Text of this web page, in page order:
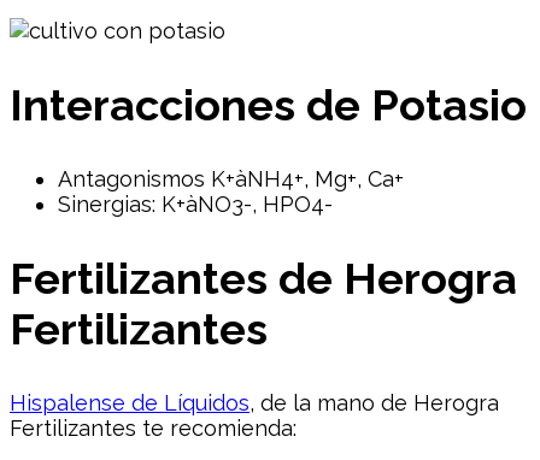
Interacciones de Potasio
Antagonismos K+àNH4+, Mg+, Ca+
Sinergias: K+àNO3-, HPO4-
Fertilizantes de Herogra
Fertilizantes
Hispalense de Líquidos, de la mano de Herogra
Fertilizantes te recomienda: